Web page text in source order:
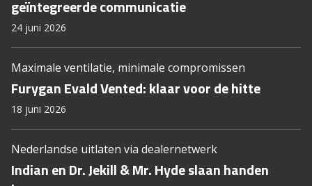
geïntegreerde communicatie
24 juni 2026
Maximale ventilatie, minimale compromissen
Furygan Evald Vented: klaar voor de hitte
18 juni 2026
Nederlandse uitlaten via dealernetwerk
Indian en Dr. Jekill & Mr. Hyde slaan handen